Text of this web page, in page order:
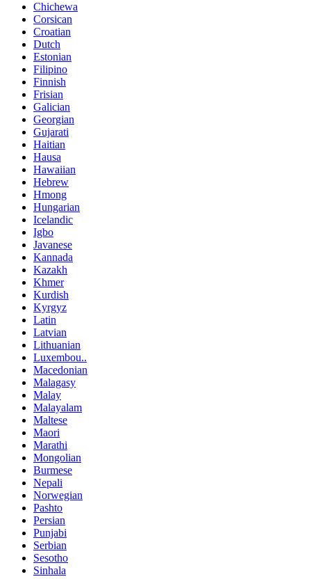
Chichewa
Corsican
Croatian
Dutch
Estonian
Filipino
Finnish
Frisian
Galician
Georgian
Gujarati
Haitian
Hausa
Hawaiian
Hebrew
Hmong
Hungarian
Icelandic
Igbo
Javanese
Kannada
Kazakh
Khmer
Kurdish
Kyrgyz
Latin
Latvian
Lithuanian
Luxembou..
Macedonian
Malagasy
Malay
Malayalam
Maltese
Maori
Marathi
Mongolian
Burmese
Nepali
Norwegian
Pashto
Persian
Punjabi
Serbian
Sesotho
Sinhala